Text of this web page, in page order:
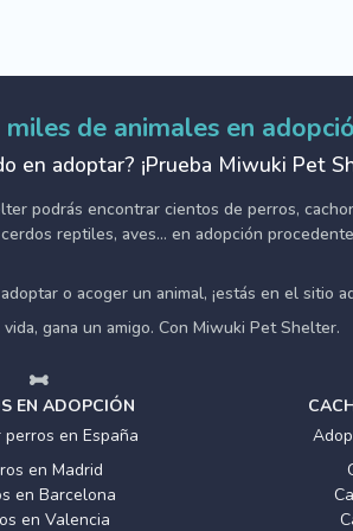
miles de animales en
en adoptar? ¡Prueba Miwuki Pet
podrás encontrar cientos de perros,
reptiles, aves... en adopción
o acoger un animal, ¡estás en el sitio
vida, gana un amigo. Con Miwuki Pet Shelter.
EN ADOPCIÓN
en España
en Madrid
en Barcelona
en Valencia